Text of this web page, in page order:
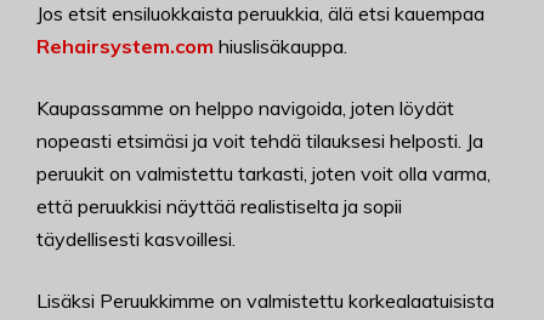
Jos etsit ensiluokkaista peruukkia, älä etsi kauempaa
Rehairsystem.com hiuslisäkauppa.
Kaupassamme on helppo navigoida, joten löydät
nopeasti etsimäsi ja voit tehdä tilauksesi helposti. Ja
peruukit on valmistettu tarkasti, joten voit olla varma,
että peruukkisi näyttää realistiselta ja sopii
täydellisesti kasvoillesi.
Lisäksi Peruukkimme on valmistettu korkealaatuisista